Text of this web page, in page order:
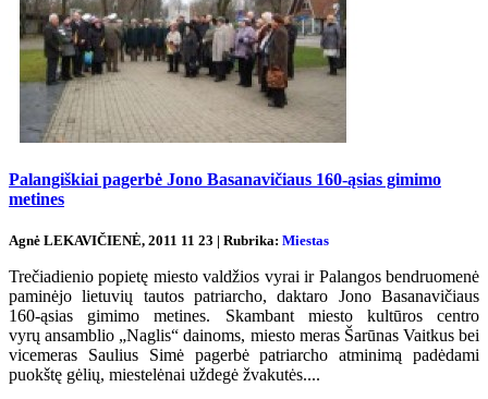
Palangiškiai pagerbė Jono Basanavičiaus 160-ąsias gimimo
metines
Agnė LEKAVIČIENĖ, 2011 11 23 | Rubrika: Miestas
Trečiadienio popietę miesto valdžios vyrai ir Palangos bendruomenė
paminėjo lietuvių tautos patriarcho, daktaro Jono Basanavičiaus
160-ąsias gimimo metines. Skambant miesto kultūros centro
vyrų ansamblio „Naglis“ dainoms, miesto meras Šarūnas Vaitkus bei
vicemeras Saulius Simė pagerbė patriarcho atminimą padėdami
puokštę gėlių, miestelėnai uždegė žvakutės....